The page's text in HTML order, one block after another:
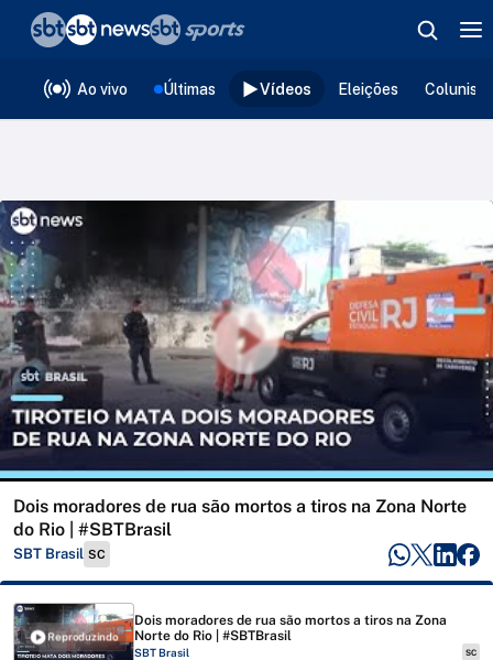
Ao vivo Últimas Vídeos Eleições
Dois moradores de rua são mortos a tiros na Zona Norte
do Rio | #SBTBrasil
SBT Brasil SC
Reproduzindo
Dois moradores de rua são mortos a tiros na Zona
Norte do Rio | #SBTBrasil
SBT Brasil SC
❮voltar
Editorias